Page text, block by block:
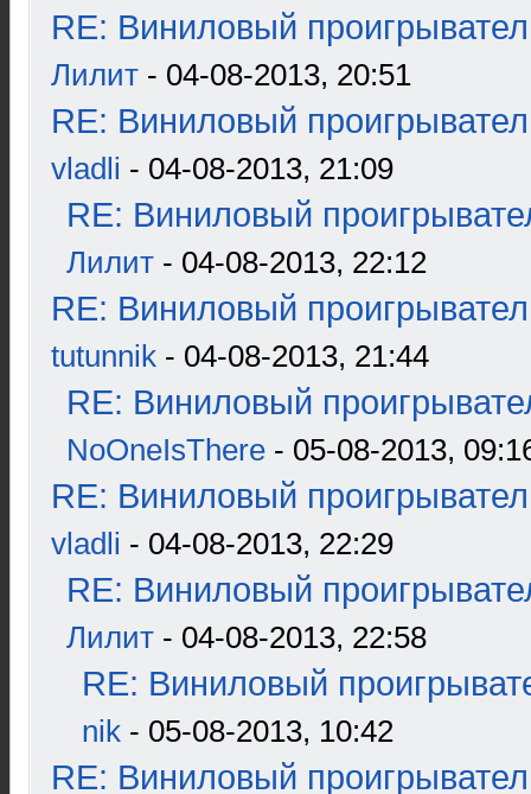
RE: Виниловый
Лилит - 04-08-2013, 20:51
RE: Виниловый
vladli - 04-08-2013, 21:09
RE: Виниловый
Лилит - 04-08-2013, 22:12
RE: Виниловый
tutunnik - 04-08-2013, 21:44
RE: Виниловый
NoOneIsThere - 05-08-2013,
RE: Виниловый
vladli - 04-08-2013, 22:29
RE: Виниловый
Лилит - 04-08-2013, 22:58
RE: Виниловый
nik - 05-08-2013, 10:42
RE: Виниловый